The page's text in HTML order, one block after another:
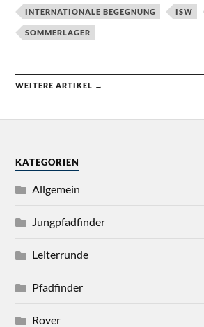
INTERNATIONALE BEGEGNUNG ISW
SOMMERLAGER
WEITERE ARTIKEL →
KATEGORIEN
Allgemein
Jungpfadfinder
Leiterrunde
Pfadfinder
Rover